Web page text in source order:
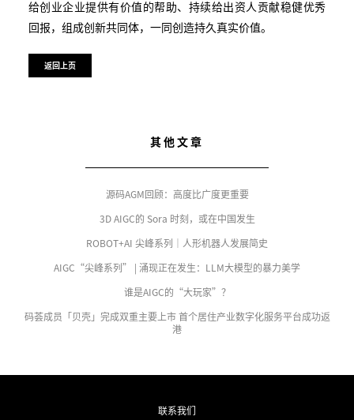
给创业企业提供有价值的帮助、持续给出资人贡献稳健优秀
回报，组成创新共同体，一同创造持久真实价值。
返回上页
其他文章
源码AGM回顾：高度比广度更重要
3D AIGC的 Sora 时刻，或在中国发生
ROBOT+AI 尖峰系列｜人形机器人发展简史
AIGC“尖峰系列” | 涌现正在发生：LLM大模型的暴力美学
谁是AIGC的“大玩家”？
码荟成员「贝壳」完成双重主要上市 首个居住产业数字化服务平台成功返
港
联系我们